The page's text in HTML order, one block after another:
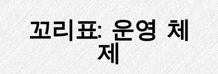
꼬리표:운영 체
제